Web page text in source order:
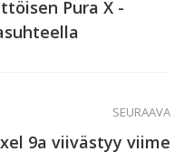
Pura X -
SEURAAVA
9a viivästyy viime